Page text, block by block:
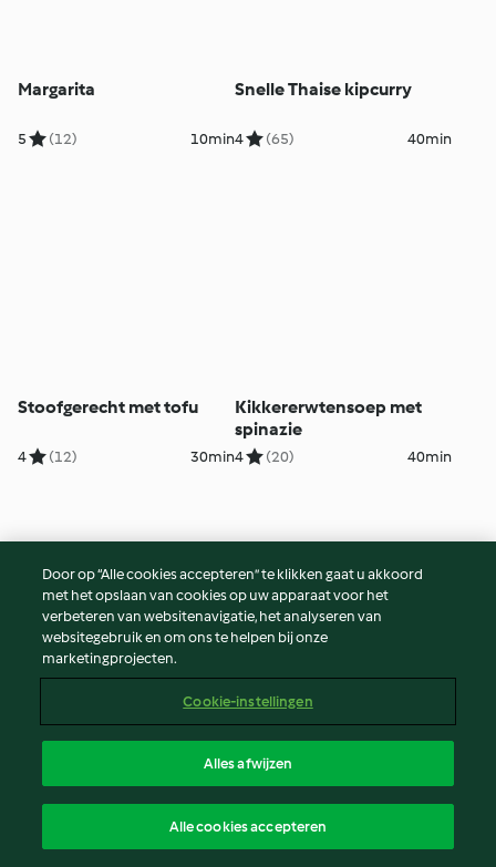
Margarita
5 (12) 10min
Snelle Thaise kipcurry
4 (65) 40min
Stoofgerecht met tofu
4 (12) 30min
Kikkererwtensoep met
spinazie
4 (20) 40min
Pizzadeeg
1u.
Hollandaisesaus
4 (23)
Door op “Alle cookies accepteren” te klikken gaat u akkoord
met het opslaan van cookies op uw apparaat voor het
verbeteren van websitenavigatie, het analyseren van
websitegebruik en om ons te helpen bij onze
marketingprojecten.
Cookie-instellingen
Alles afwijzen
Alle cookies accepteren